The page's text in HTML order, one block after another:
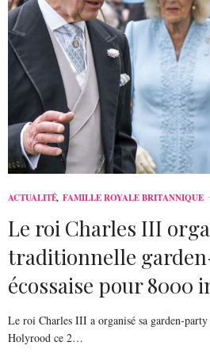
ACTUALITÉ, FAMILLE ROYALE BRITANNIQUE
Le roi Charles III
traditionnelle
écossaise pour 8000
Le roi Charles III a organisé sa garden-party
Holyrood ce 2…